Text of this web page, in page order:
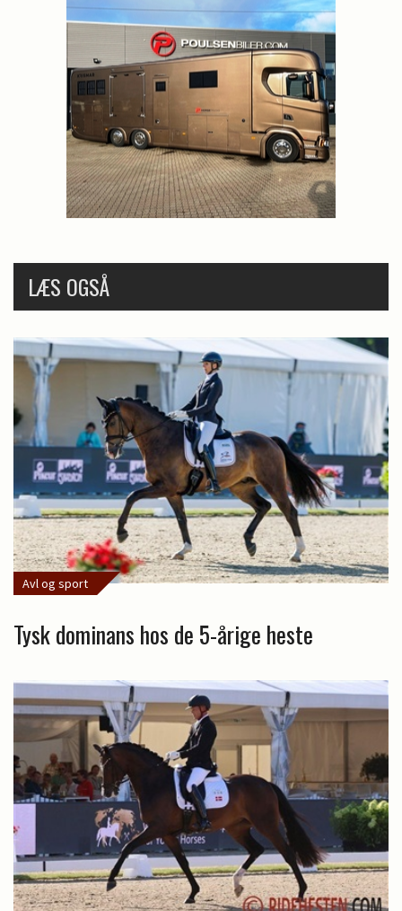
LÆS OGSÅ
Avl og sport
Tysk dominans hos de 5-årige heste